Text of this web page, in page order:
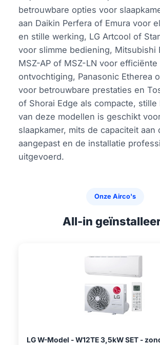
betrouwbare opties voor
aan Daikin Perfera of Emura voor
en stille werking, LG Artcool of
voor slimme bediening, Mitsubishi
MSZ-AP of MSZ-LN voor efficiënte
ontvochtiging, Panasonic Etherea
voor betrouwbare prestaties en
of Shorai Edge als compacte, stille
van deze modellen is geschikt
slaapkamer, mits de capaciteit aan
aangepast en de installatie
uitgevoerd.
Onze Airco's
All-in
LG W-Model - W12TE 3,5kW SET -